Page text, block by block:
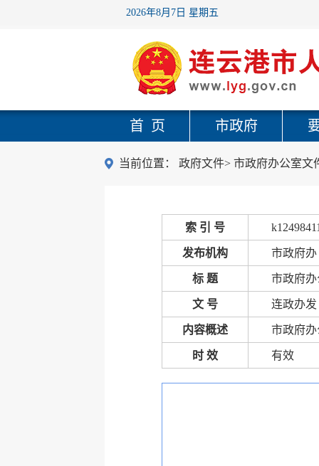
2026年8月7日 星期五
首 页 市政府
当前位置： 政府文件> 市政府办公室文
索 引 号
发布机构 市政府办
标 题 市政府
文 号 连政办发
内容概述 市政府
时 效 有效